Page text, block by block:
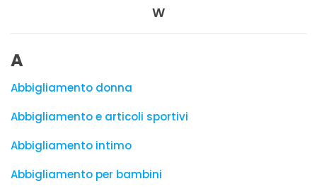
W
A
Abbigliamento donna
Abbigliamento e articoli sportivi
Abbigliamento intimo
Abbigliamento per bambini